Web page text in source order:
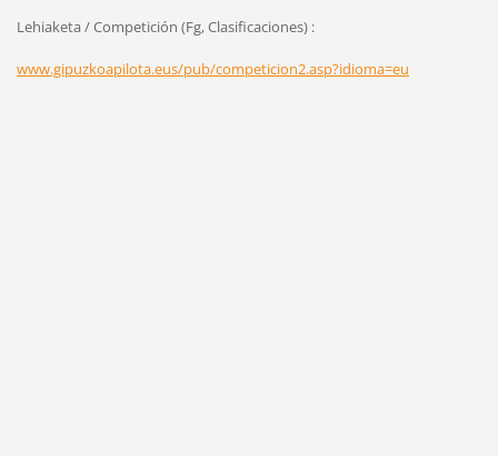
Lehiaketa / Competición (Fg, Clasificaciones) :
www.gipuzkoapilota.eus/pub/competicion2.asp?idioma=eu